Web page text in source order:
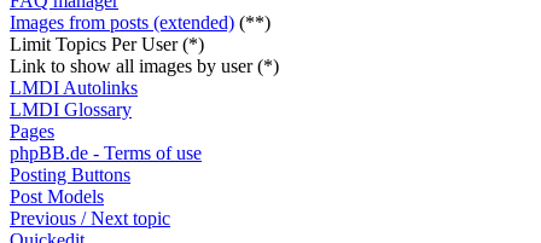
Images from posts (extended) (**)
Limit Topics Per User (*)
Link to show all images by user (*)
LMDI Autolinks
LMDI Glossary
Pages
phpBB.de - Terms of use
Posting Buttons
Post Models
Previous / Next topic